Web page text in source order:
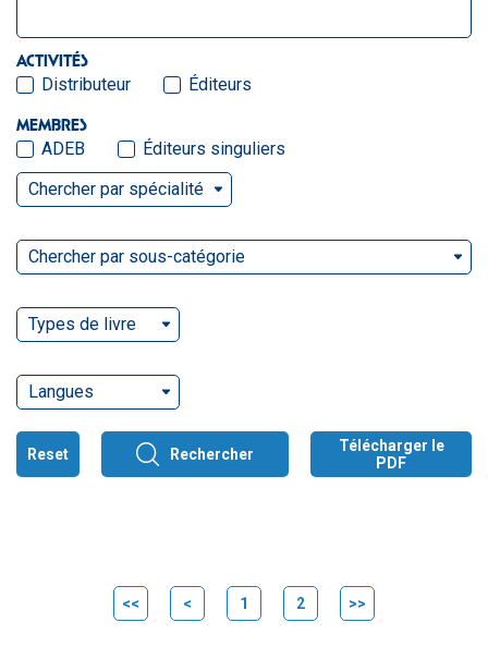
ACTIVITÉS
Distributeur Éditeurs
MEMBRES
ADEB
Éditeurs singuliers
Chercher par spécialité
Chercher par sous-catégorie
Types de livre
Langues
Reset Rechercher
Télécharger le
PDF
<< < 1 2 >>